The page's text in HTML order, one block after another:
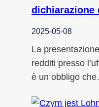
dichiarazione
2025-05-08
La
redditi presso
è un obbligo